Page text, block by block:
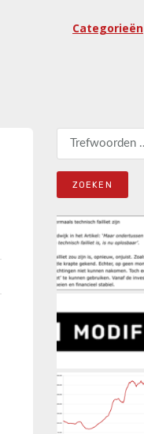
Categorieën
Zoeken naar: